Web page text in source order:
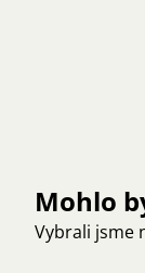
Mohlo
Vybrali jsme